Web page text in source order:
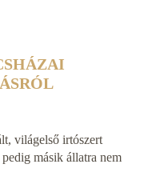
világelső irtószert
másik állatra nem